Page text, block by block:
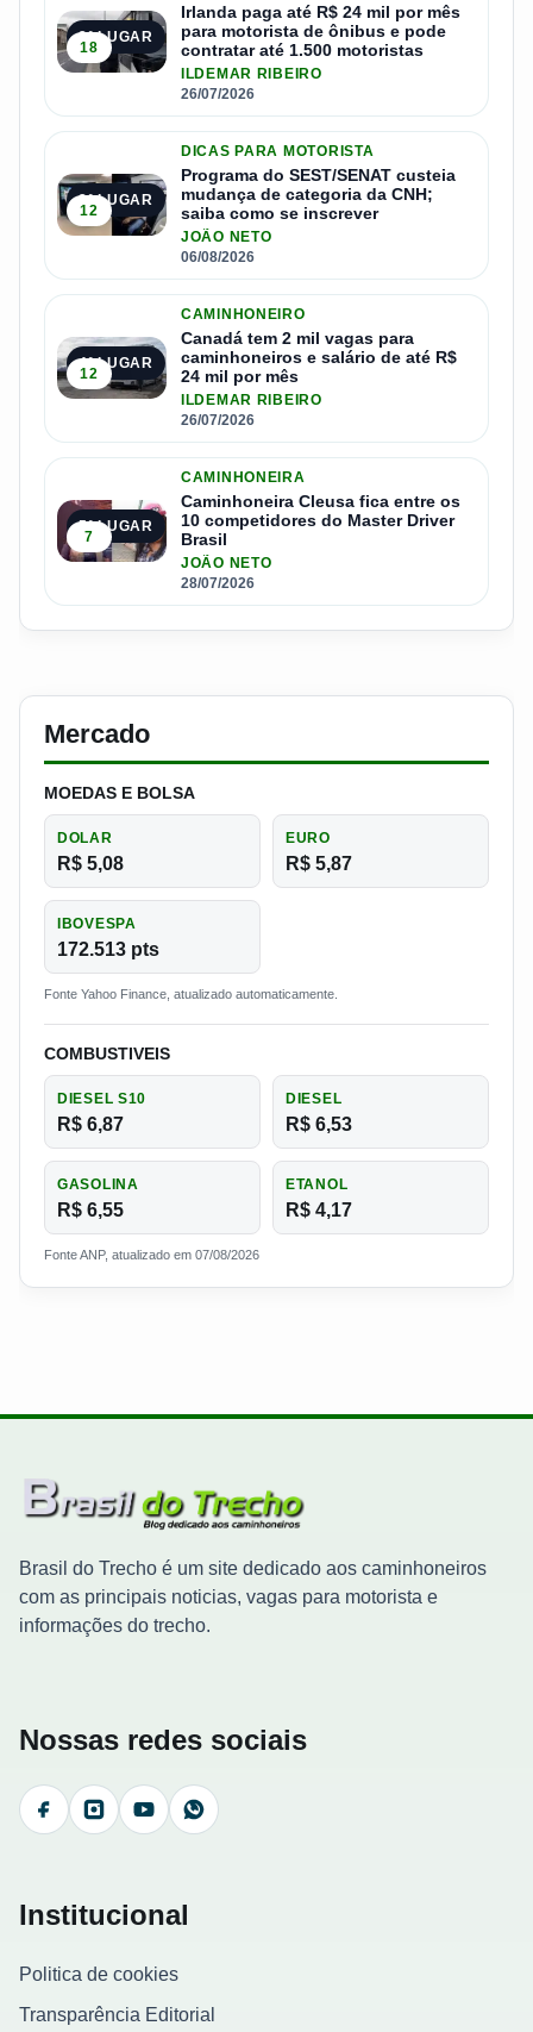
2º LUGAR
18
Irlanda paga até R$ 24 mil por mês
para motorista de ônibus e pode
contratar até 1.500 motoristas
ILDEMAR RIBEIRO
26/07/2026
3º LUGAR
12
DICAS PARA MOTORISTA
Programa do SEST/SENAT custeia
mudança de categoria da CNH;
saiba como se inscrever
JOÃO NETO
06/08/2026
4º LUGAR
12
CAMINHONEIRO
Canadá tem 2 mil vagas para
caminhoneiros e salário de até R$
24 mil por mês
ILDEMAR RIBEIRO
26/07/2026
5º LUGAR
7
CAMINHONEIRA
Caminhoneira Cleusa fica entre os
10 competidores do Master Driver
Brasil
JOÃO NETO
28/07/2026
Mercado
MOEDAS E BOLSA
DOLAR
R$ 5,08
EURO
R$ 5,87
IBOVESPA
172.513 pts
Fonte Yahoo Finance, atualizado automaticamente.
COMBUSTIVEIS
DIESEL S10
R$ 6,87
DIESEL
R$ 6,53
GASOLINA
R$ 6,55
ETANOL
R$ 4,17
Fonte ANP, atualizado em 07/08/2026
Brasil do Trecho é um site dedicado aos caminhoneiros
com as principais noticias, vagas para motorista e
informações do trecho.
Nossas redes sociais
FacebookInstagramYouTubeWhatsApp
Institucional
Politica de cookies
Transparência Editorial